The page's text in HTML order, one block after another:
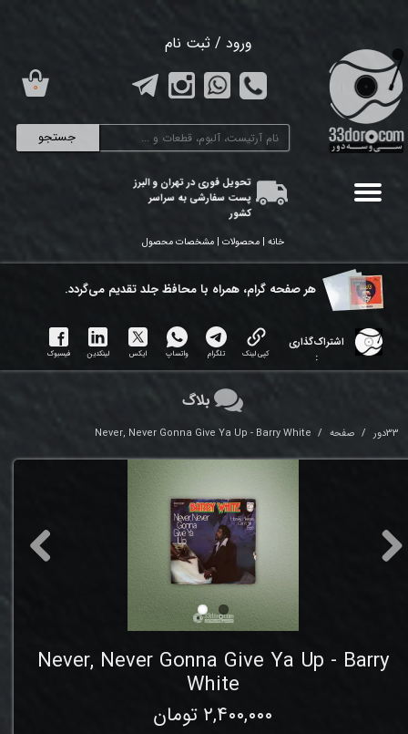
جستجو
ورود / ثبت نام
تغییر گذر واژه
سفارشات
تحویل فوری در تهران و البرز
پست سفارشی به سراسر
کشور
۰
خانه | محصولات | مشخصات محصول
هر ​صفحه گرام، همراه با محافظ جلد تقدیم می‌گردد.
اشتراک‌گذاری
:
کپی لینک تلگرام واتساپ ایکس لینکدین فیسبوک
33دور صفحه Never, Never Gonna Give Ya Up - Barry White
Never, Never Gonna Give Ya Up - Barry
White
۲,۴۰۰,۰۰۰ تومان
بلاگ